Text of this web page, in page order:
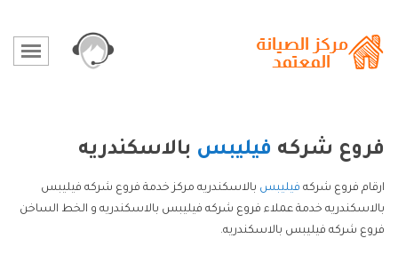
فروع شركه فيليبس بالاسكندريه
ارقام فروع شركه فيليبس بالاسكندريه مركز خدمة فروع شركه فيليبس
بالاسكندريه خدمة عملاء فروع شركه فيليبس بالاسكندريه و الخط الساخن
فروع شركه فيليبس بالاسكندريه.